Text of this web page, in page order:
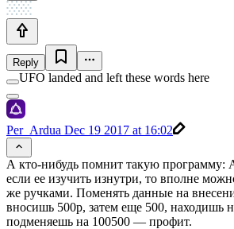
Reply
UFO landed and left these words here
Per_Ardua Dec 19 2017 at 16:02
А кто-нибудь помнит такую программу:
если ее изучить изнутри, то вполне
же ручками. Поменять данные на
вносишь 500р, затем еще 500,
подменяешь на 100500 — профит.